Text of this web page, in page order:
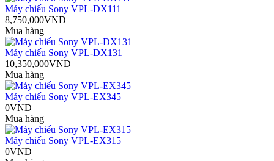
Máy chiếu Sony VPL-DX111
8,750,000VND
Mua hàng
Máy chiếu Sony VPL-DX131
10,350,000VND
Mua hàng
Máy chiếu Sony VPL-EX345
0VND
Mua hàng
Máy chiếu Sony VPL-EX315
0VND